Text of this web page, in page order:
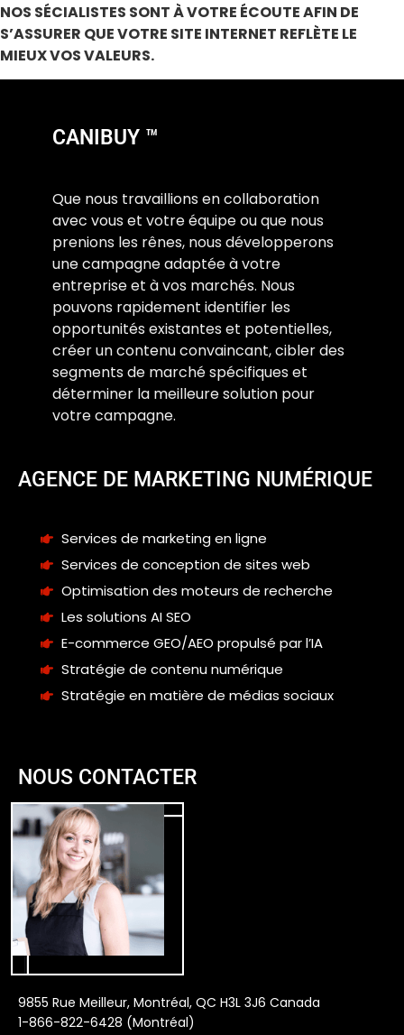
NOS SÉCIALISTES SONT À VOTRE ÉCOUTE AFIN DE
S’ASSURER QUE VOTRE SITE INTERNET REFLÈTE LE
MIEUX VOS VALEURS.
CANIBUY ™
Que nous travaillions en collaboration
avec vous et votre équipe ou que nous
prenions les rênes, nous développerons
une campagne adaptée à votre
entreprise et à vos marchés. Nous
pouvons rapidement identifier les
opportunités existantes et potentielles,
créer un contenu convaincant, cibler des
segments de marché spécifiques et
déterminer la meilleure solution pour
votre campagne.
AGENCE DE MARKETING NUMÉRIQUE
Services de marketing en ligne
Services de conception de sites web
Optimisation des moteurs de recherche
Les solutions AI SEO
E-commerce GEO/AEO propulsé par l’IA
Stratégie de contenu numérique
Stratégie en matière de médias sociaux
NOUS CONTACTER
9855 Rue Meilleur, Montréal, QC H3L 3J6 Canada
1-866-822-6428 (Montréal)